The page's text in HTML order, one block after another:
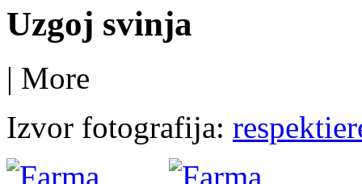
Uzgoj svinja
| More
Izvor fotografija: